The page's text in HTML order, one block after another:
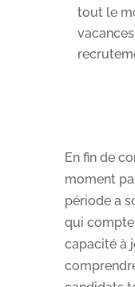
tout le
En fin de
moment
période a
qui compte
capacité à